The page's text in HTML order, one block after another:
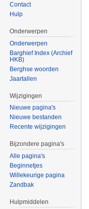
Contact
Hulp
Onderwerpen
Onderwerpen
Barghief Index (Archief
HKB)
Berghse woorden
Jaartallen
Wijzigingen
Nieuwe pagina's
Nieuwe bestanden
Recente wijzigingen
Bijzondere pagina's
Alle pagina's
Beginnetjes
Willekeurige pagina
Zandbak
Hulpmiddelen